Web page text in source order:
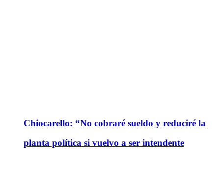
Chiocarello: “No cobraré sueldo y reduciré la
planta política si vuelvo a ser intendente